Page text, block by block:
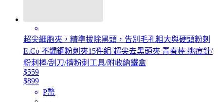
超尖細胞夾，精準拔除黑頭，告別毛孔粗大與硬頭粉刺
E.Co 不鏽鋼粉刺夾15件組 超尖去黑頭夾 青春棒 挑痘針/
粉刺棒/刮刀/擠粉刺工具/附收納鐵盒
$559
$899
P幣